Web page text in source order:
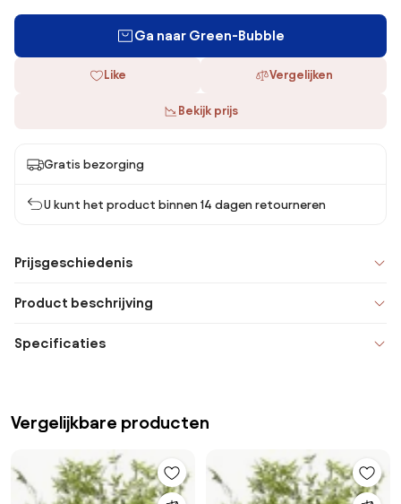
Ga naar Green-Bubble
Like Vergelijken
Bekijk prijs
Gratis bezorging
U kunt het product binnen 14 dagen retourneren
Prijsgeschiedenis
Product beschrijving
Specificaties
Vergelijkbare producten